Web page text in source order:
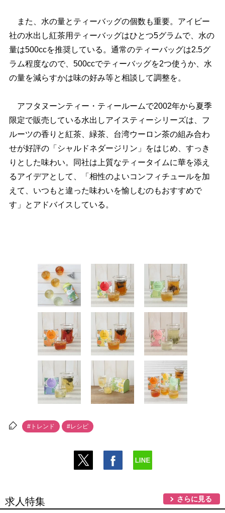
また、水の量とティーバッグの個数も重要。アイビー
社の水出し紅茶用ティーバッグはひとつ5グラムで、水の
量は500ccを推奨している。通常のティーバッグは2.5グ
ラム程度なので、500ccでティーバッグを2つ使うか、水
の量を減らすかは味の好み等と相談して調整を。
アフタヌーンティー・ティールームで2002年から夏季
限定で販売している水出しアイスティーシリーズは、フ
ルーツの香りと紅茶、緑茶、台湾ウーロン茶の組み合わ
せが好評の「シャルドネダージリン」をはじめ、すっき
りとした味わい。同社は上質なティータイムに華を添え
るアイデアとして、「相性のよいコンフィチュールを加
えて、いつもと違った味わいを愉しむのもおすすめで
す」とアドバイスしている。
#トレンド #レシピ
求人特集 さらに見る